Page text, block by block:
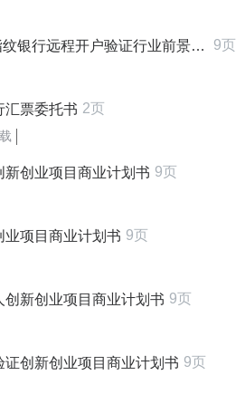
户验证行业前景趋势预测及发展战略咨询报告 9页
汇票委托书 2页
新创业项目商业计划书 9页
业项目商业计划书 9页
新创业项目商业计划书 9页
创新创业项目商业计划书 9页